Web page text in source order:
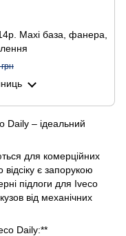
Maxi база, фанера,
Daily – ідеальний
для комерційних
є запорукою
підлоги для Iveco
від механічних
Daily:**